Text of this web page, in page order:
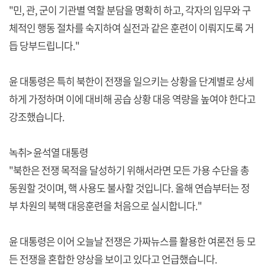
"민, 관, 군이 기관별 역할 분담을 명확히 하고, 각자의 임무와 구
체적인 행동 절차를 숙지하여 실전과 같은 훈련이 이뤄지도록 거
듭 당부드립니다."
윤 대통령은 특히 북한이 전쟁을 일으키는 상황을 단계별로 상세
하게 가정하며 이에 대비해 공습 상황 대응 역량을 높여야 한다고
강조했습니다.
녹취> 윤석열 대통령
"북한은 전쟁 목적을 달성하기 위해서라면 모든 가용 수단을 총
동원할 것이며, 핵 사용도 불사할 것입니다. 올해 연습부터는 정
부 차원의 북핵 대응훈련을 처음으로 실시합니다."
윤 대통령은 이어 오늘날 전쟁은 가짜뉴스를 활용한 여론전 등 모
든 전쟁을 혼합한 양상을 보이고 있다고 언급했습니다.